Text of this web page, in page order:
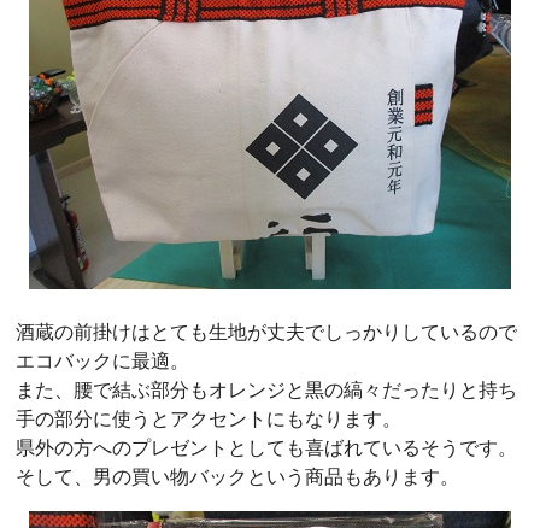
酒蔵の前掛けはとても生地が丈夫でしっかりしているので
エコバックに最適。
また、腰で結ぶ部分もオレンジと黒の縞々だったりと持ち
手の部分に使うとアクセントにもなります。
県外の方へのプレゼントとしても喜ばれているそうです。
そして、男の買い物バックという商品もあります。